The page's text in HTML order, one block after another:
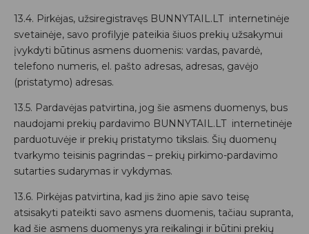
13.4. Pirkėjas, užsiregistravęs BUNNYTAIL.LT internetinėje
svetainėje, savo profilyje pateikia šiuos prekių užsakymui
įvykdyti būtinus asmens duomenis: vardas, pavardė,
telefono numeris, el. pašto adresas, adresas, gavėjo
(pristatymo) adresas.
13.5. Pardavėjas patvirtina, jog šie asmens duomenys, bus
naudojami prekių pardavimo BUNNYTAIL.LT internetinėje
parduotuvėje ir prekių pristatymo tikslais. Šių duomenų
tvarkymo teisinis pagrindas – prekių pirkimo-pardavimo
sutarties sudarymas ir vykdymas.
13.6. Pirkėjas patvirtina, kad jis žino apie savo teisę
atsisakyti pateikti savo asmens duomenis, tačiau supranta,
kad šie asmens duomenys yra reikalingi ir būtini prekių